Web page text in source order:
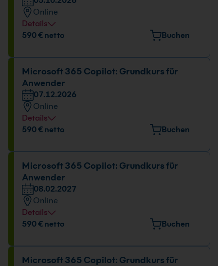
Online
Details
Datum und Uhrzeit
590 € netto Buchen
Microsoft 365 Copilot: Grundkurs für
Anwender
07.12.2026
Online
Details
Datum und Uhrzeit
590 € netto Buchen
Microsoft 365 Copilot: Grundkurs für
Anwender
08.02.2027
Online
Details
Datum und Uhrzeit
590 € netto Buchen
Microsoft 365 Copilot: Grundkurs für